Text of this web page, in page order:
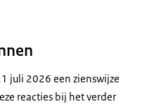
juli 2026 een zienswijze
reacties bij het verder